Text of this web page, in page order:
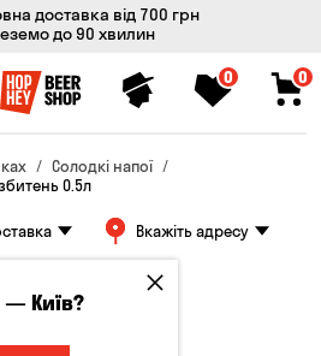
доставка від 700 грн
до 90 хвилин
0 0
Солодкі напої
0.5л
Вкажіть адресу
—Київ?